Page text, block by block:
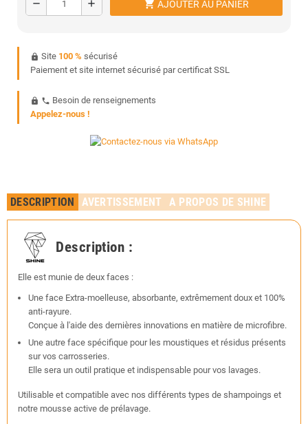
remove add shopping_cart AJOUTER AU PANIER
https Site 100 % sécurisé
Paiement et site internet sécurisé par certificat SSL
https phone Besoin de renseignements
Appelez-nous !
DESCRIPTION AVERTISSEMENT A PROPOS DE SHINE
Description :
Elle est munie de deux faces :
Une face Extra-moelleuse, absorbante, extrêmement doux et 100%
anti-rayure.
Conçue à l'aide des dernières innovations en matière de microfibre.
Une autre face spécifique pour les moustiques et résidus présents
sur vos carrosseries.
Elle sera un outil pratique et indispensable pour vos lavages.
Utilisable et compatible avec nos différents types de shampoings et
notre mousse active de prélavage.